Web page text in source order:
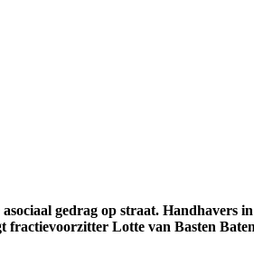
gedrag op straat.
Lotte van Basten